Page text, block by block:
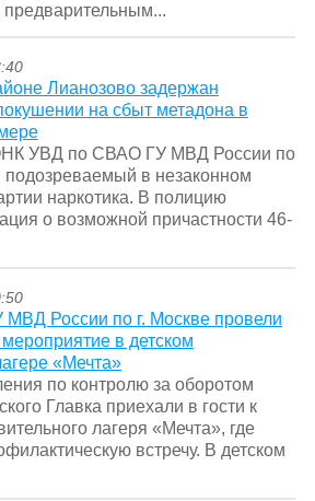
Лианозово задержан
на сбыт метадона в
УВД по СВАО ГУ МВД России по
подозреваемый в незаконном
наркотика. В полицию
о возможной причастности 46-
России по г. Москве провели
в детском
«Мечта»
по контролю за оборотом
Главка приехали в гости к
лагеря «Мечта», где
встречу. В детском